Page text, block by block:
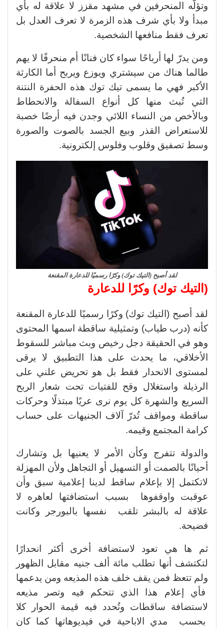
وتؤلّه المنحرفين في مشهد مقزز لا علاقة له بأي
مبدأ ولا بأي شرف هذه الزمرة لا تعرف العدل بل
تعرف فقط منافعها الشخصية.
ومن يدرّ لها أرباحًا سواء كان فنانًا أم منحرفًا لا يهم
طالما هناك من سيشتري ويوزع ويربح أما الكارثة
الأكبر فهي ما يسمى تيك توك هذه الحفرة النتنة
التي تُبث منها كل أنواع السفالة والانحطاط
وبالأخص من النساء اللائي وجدن فيه أرضًا خصبة
للاستعراض القذر وبيع الجسد بالصوت والصورة
وسط تصفيق وقلوب وفلوس إلكترونية.
لقد أصبح (التيك توك) وكرًا رسميًا للدعارة المقنعة
(التيك توك) وكرًا للدعارة
لقد أصبح (التيك توك) وكرًا رسميًا للدعارة المقنعة
كأنه (درب طياب) وتمثيلية ساقطة اسمها المحتوى
وهو في الحقيقة دجل رخيص وبث مباشر للسقوط
الأخلاقي، ما يحدث على هذا التطبيق لا يرقى
لمستوى الانحدار فقط بل هو تحريض علني على
الرذيلة واستغلال وقح للفتيات تحت شعار الربح
السريع والشهرة كل يوم نرى عريًا مبتذلًا وحركات
ساقطة ومواقف تُدرّ آلاف الجنيهات على حساب
كرامة المجتمع وقيمه.
والدولة تتفرج وكأن الأمر لا يعنيها بل وتشارك
أحيانًا بالصمت أو التسهيل أو التجاهل ولأن المهزلة
لاتكتمل إلا بإعلام ساقط لدينا إعلامية سبق وأن
عوقبت واوقفوها بسبب استضافتها لعاهره لا
علاقة له بالبشر تلقب نفسها بالبورجر وكانت
فضيحة.
ثم ها هي تعود لاستضافة أخرى أكثر انحدارًا
لتكتشف أنها تطلب مائة ألف جنيه مقابل الظهور
ولم تتعظ فمن يقف خلف هذه المذيعه ومن يدعمها
فأي إعلام هذا الذي تتحكم فيه وتصر مذيعه
لاستضافة ساقطات وتُحدد فيه قيمة الحوار كلا
بحسب مدي الاباحية في فيديوهاتها كما كان